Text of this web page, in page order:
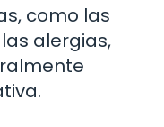
como las
alergias,